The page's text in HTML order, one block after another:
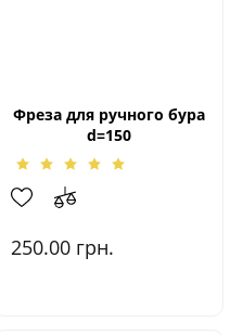
Фреза для ручного бура
d=150
250.00 грн.